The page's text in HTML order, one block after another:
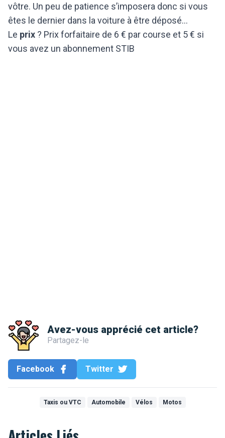
vôtre. Un peu de patience s’imposera donc si vous
êtes le dernier dans la voiture à être déposé…
Le prix ? Prix forfaitaire de 6 € par course et 5 € si
vous avez un abonnement STIB
Avez-vous apprécié cet article?
Partagez-le
Facebook Twitter
Taxis ou VTC Automobile Vélos Motos